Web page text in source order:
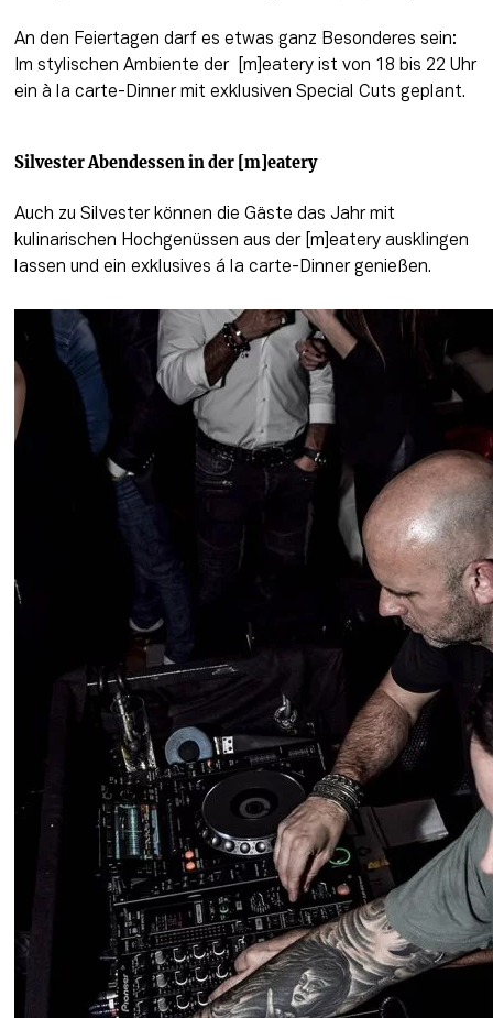
An den Feiertagen darf es etwas ganz Besonderes sein:
Im stylischen Ambiente der  [m]eatery ist von 18 bis 22 Uhr
ein à la carte-Dinner mit exklusiven Special Cuts geplant.
Silvester Abendessen in der [m]eatery
Auch zu Silvester können die Gäste das Jahr mit
kulinarischen Hochgenüssen aus der [m]eatery ausklingen
lassen und ein exklusives á la carte-Dinner genießen.